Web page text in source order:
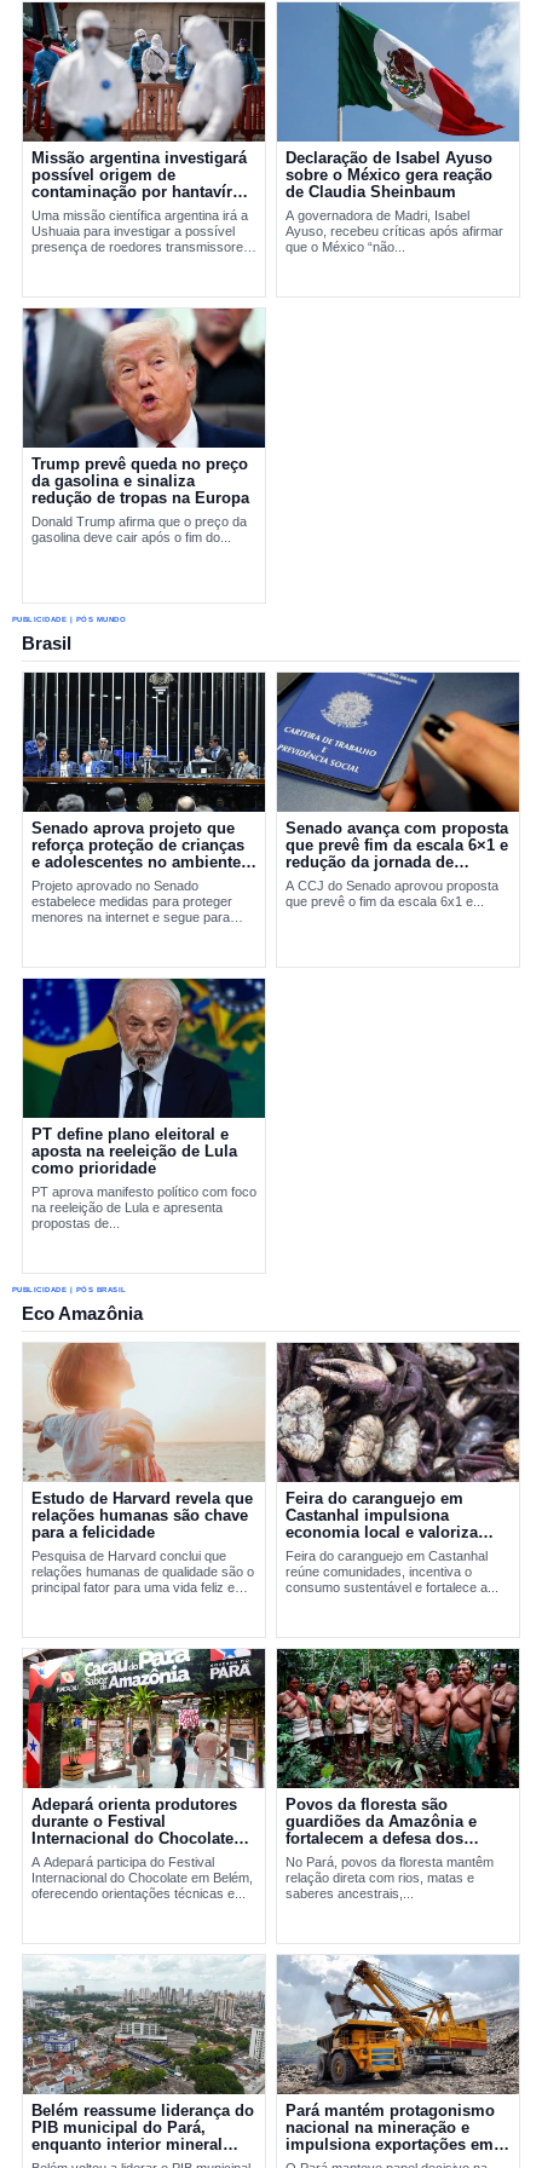
Missão argentina investigará
possível origem de
contaminação por hantavírus
em Ushuaia
Uma missão científica argentina irá a
Ushuaia para investigar a possível
presença de roedores transmissores
Declaração de Isabel Ayuso
sobre o México gera reação
de Claudia Sheinbaum
A governadora de Madri, Isabel
Ayuso, recebeu críticas após afirmar
que o México “não...
Trump prevê queda no preço
da gasolina e sinaliza
redução de tropas na Europa
Donald Trump afirma que o preço da
gasolina deve cair após o fim do...
PUBLICIDADE | PÓS MUNDO
Brasil
Senado aprova projeto que
reforça proteção de crianças
e adolescentes no ambiente
digital
Projeto aprovado no Senado
estabelece medidas para proteger
menores na internet e segue para
Senado avança com proposta
que prevê fim da escala 6×1 e
redução da jornada de
trabalho
A CCJ do Senado aprovou proposta
que prevê o fim da escala 6x1 e...
PT define plano eleitoral e
aposta na reeleição de Lula
como prioridade
PT aprova manifesto político com foco
na reeleição de Lula e apresenta
propostas de...
PUBLICIDADE | PÓS BRASIL
Eco Amazônia
Estudo de Harvard revela que
relações humanas são chave
para a felicidade
Pesquisa de Harvard conclui que
relações humanas de qualidade são o
principal fator para uma vida feliz e
Feira do caranguejo em
Castanhal impulsiona
economia local e valoriza
manejo sustentável
Feira do caranguejo em Castanhal
reúne comunidades, incentiva o
consumo sustentável e fortalece a...
Adepará orienta produtores
durante o Festival
Internacional do Chocolate
em Belém
A Adepará participa do Festival
Internacional do Chocolate em Belém,
oferecendo orientações técnicas e...
Povos da floresta são
guardiões da Amazônia e
fortalecem a defesa dos
territórios no Pará
No Pará, povos da floresta mantêm
relação direta com rios, matas e
saberes ancestrais,...
Belém reassume liderança do
PIB municipal do Pará,
enquanto interior mineral
mantém peso decisivo na
Pará mantém protagonismo
nacional na mineração e
impulsiona exportações em
2025